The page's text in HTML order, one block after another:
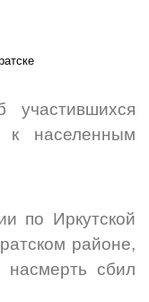
к населенным
по Иркутской
районе,
насмерть сбил